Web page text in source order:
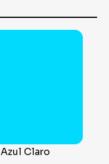
Azul Claro